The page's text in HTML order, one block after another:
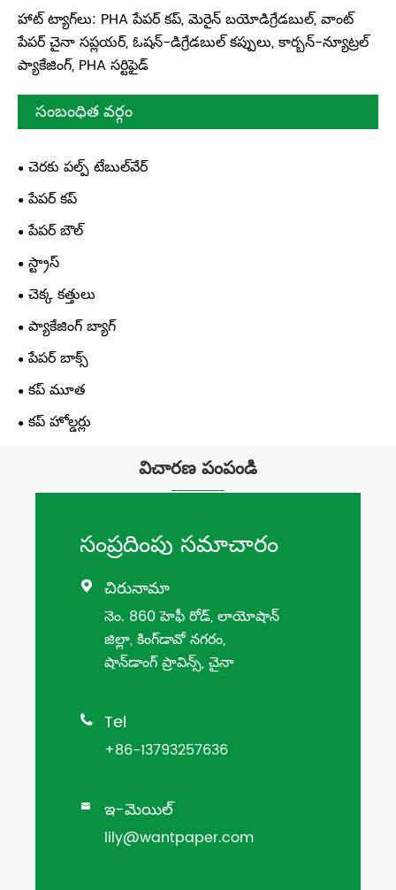
హాట్ ట్యాగ్‌లు: PHA పేపర్ కప్, మెరైన్ బయోడిగ్రేడబుల్, వాంట్
పేపర్ చైనా సప్లయర్, ఓషన్-డిగ్రేడబుల్ కప్పులు, కార్బన్-న్యూట్రల్
ప్యాకేజింగ్, PHA సర్టిఫైడ్
సంబంధిత వర్గం
చెరకు పల్ప్ టేబుల్‌వేర్
పేపర్ కప్
పేపర్ బౌల్
స్ట్రాస్
చెక్క కత్తులు
ప్యాకేజింగ్ బ్యాగ్
పేపర్ బాక్స్
కప్ మూత
కప్ హోల్డర్లు
విచారణ పంపండి
సంప్రదింపు సమాచారం
 చిరునామా
నెం. 860 హెఫీ రోడ్, లాయోషాన్
జిల్లా, కింగ్‌డావో నగరం,
షాన్‌డాంగ్ ప్రావిన్స్, చైనా
 Tel
+86-13793257636
 ఇ-మెయిల్
lily@wantpaper.com